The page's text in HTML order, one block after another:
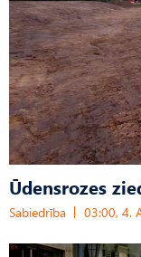
Ūdensrozes
Sabiedrība 03:00, 4.